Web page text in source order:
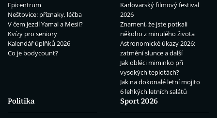
Epicentrum
Neštovice: příznaky, léčba
V čem jezdí Yamal a Mesii?
Kvízy pro seniory
Kalendář úplňků 2026
Co je bodycount?
Karlovarský filmový festival
2026
Znamení, že jste potkali
někoho z minulého života
Astronomické úkazy 2026:
zatmění slunce a další
Jak obléci miminko při
vysokých teplotách?
Jak na dokonalé letní mojito
6 lehkých letních salátů
Politika
Sport 2026